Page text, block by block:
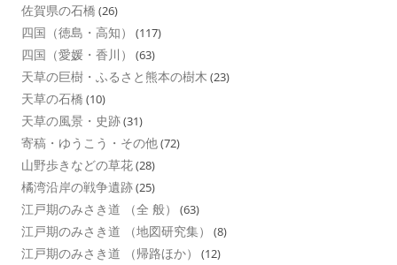
佐賀県の石橋 (26)
四国（徳島・高知） (117)
四国（愛媛・香川） (63)
天草の巨樹・ふるさと熊本の樹木 (23)
天草の石橋 (10)
天草の風景・史跡(31)
寄稿・ゆうこう・その他(72)
山野歩きなどの草花(28)
橘湾沿岸の戦争遺跡(25)
江戸期のみさき道 （全 般） (63)
江戸期のみさき道 （地図研究集） (8)
江戸期のみさき道 （帰路ほか） (12)